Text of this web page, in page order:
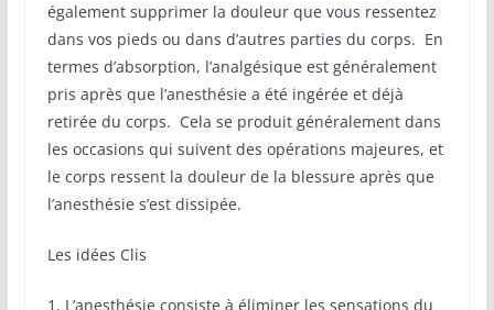
également supprimer la douleur que vous ressentez
dans vos pieds ou dans d’autres parties du corps. En
termes d’absorption, l’analgésique est généralement
pris après que l’anesthésie a été ingérée et déjà
retirée du corps. Cela se produit généralement dans
les occasions qui suivent des opérations majeures, et
le corps ressent la douleur de la blessure après que
l’anesthésie s’est dissipée.
Les idées Clis
1. L’anesthésie consiste à éliminer les sensations du